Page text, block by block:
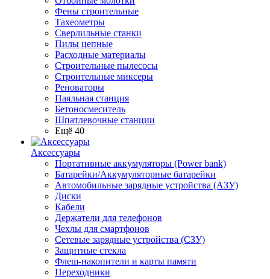
Фены строительные
Тахеометры
Сверлильные станки
Пилы цепные
Расходные материалы
Строительные пылесосы
Строительные миксеры
Реноваторы
Паяльная станция
Бетоносмеситель
Шпатлевочные станции
Ещё 40
Аксессуары
Портативные аккумуляторы (Power bank)
Батарейки/Аккумуляторные батарейки
Автомобильные зарядные устройства (АЗУ)
Диски
Кабели
Держатели для телефонов
Чехлы для смартфонов
Сетевые зарядные устройства (СЗУ)
Защитные стекла
Флеш-накопители и карты памяти
Переходники